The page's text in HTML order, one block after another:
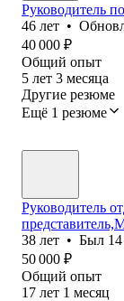
Руководитель
46 лет •
40 000 ₽
Общий опыт
5 лет 3 месяца
Другие резюме
Ещё 1 резюме
Руководитель
38 лет • Был
50 000 ₽
Общий опыт
17 лет 1 месяц